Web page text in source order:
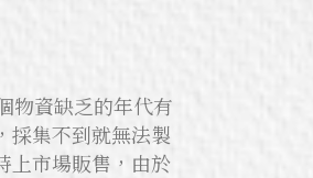
物資缺乏的年代有
採集不到就無法製
上市場販售，由於